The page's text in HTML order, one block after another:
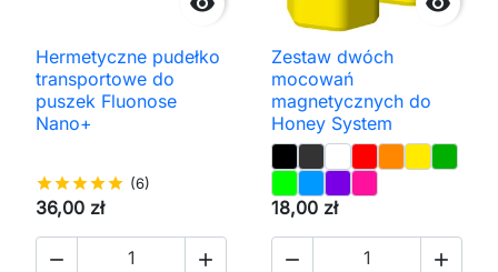
Hermetyczne pudełko
transportowe do
puszek Fluonose
Nano+
starstarstarstarstar (6)
36,00 zł
 
Zestaw dwóch
mocowań
magnetycznych do
Honey System
18,00 zł
 